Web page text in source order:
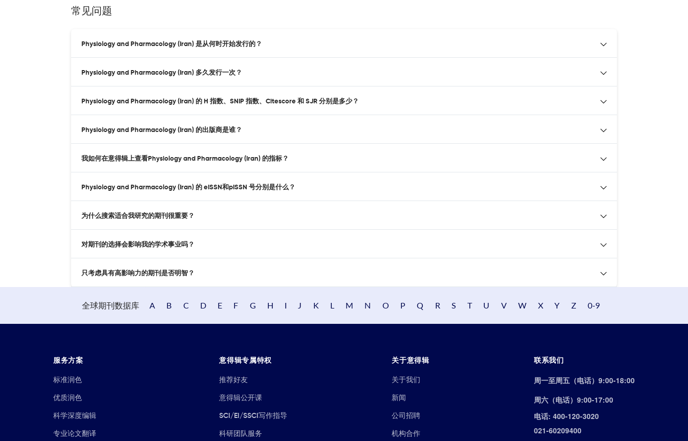
常见问题
Physiology and Pharmacology (Iran) 是从何时开始发行的？
Physiology and Pharmacology (Iran) 多久发行一次？
Physiology and Pharmacology (Iran) 的 H 指数、SNIP 指数、Citescore 和 SJR 分别是多少？
Physiology and Pharmacology (Iran) 的出版商是谁？
我如何在意得辑上查看Physiology and Pharmacology (Iran) 的指标？
Physiology and Pharmacology (Iran) 的 eISSN和pISSN 号分别是什么？
为什么搜索适合我研究的期刊很重要？
对期刊的选择会影响我的学术事业吗？
只考虑具有高影响力的期刊是否明智？
全球期刊数据库 A B C D E F G H I J K L M N O P Q R S T U V W X Y Z 0-9